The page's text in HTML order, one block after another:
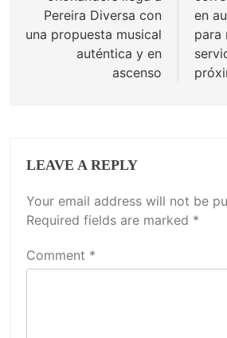
Pereira Diversa con
una propuesta musical
auténtica y en
ascenso
en
para
LEAVE A REPLY
Your email address will not be
Required fields are marked *
Comment *